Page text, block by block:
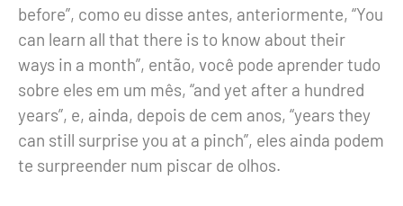
before”, como eu disse antes, anteriormente, “You
can learn all that there is to know about their
ways in a month”, então, você pode aprender tudo
sobre eles em um mês, “and yet after a hundred
years”, e, ainda, depois de cem anos, “years they
can still surprise you at a pinch”, eles ainda podem
te surpreender num piscar de olhos.